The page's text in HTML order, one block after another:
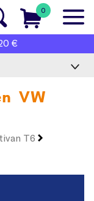
0
€
VW
T6